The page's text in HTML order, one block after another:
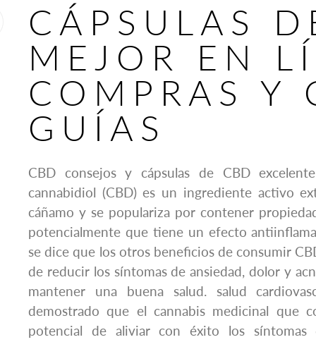
CÁPSULAS
MEJOR EN
COMPRAS Y
GUÍAS
CBD consejos y cápsulas de CBD
cannabidiol (CBD) es un ingrediente activo
cáñamo y se populariza por contener
potencialmente que tiene un efecto
se dice que los otros beneficios de consumir
de reducir los síntomas de ansiedad, dolor y
mantener una buena salud. salud
demostrado que el cannabis medicinal que
potencial de aliviar con éxito los síntomas